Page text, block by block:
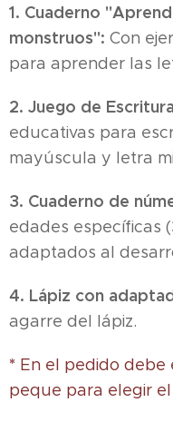
1. Cuaderno
monstruos": Con
para aprender las
2. Juego de
educativas para
mayúscula y letra
3. Cuaderno de
edades específicas
adaptados al
4. Lápiz con
agarre del lápiz.
* En el pedido debe
peque para elegir